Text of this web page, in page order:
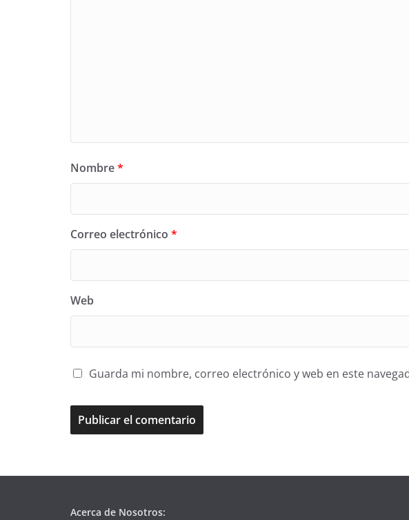
Nombre*
Correo electrónico *
Web
Guarda mi nombre, correo electrónico y web en este
Acerca de Nosotros: